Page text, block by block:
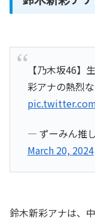
【乃木坂46】
彩アナの熱烈
— ずーみん推
March 20, 2024
鈴木新彩アナは、